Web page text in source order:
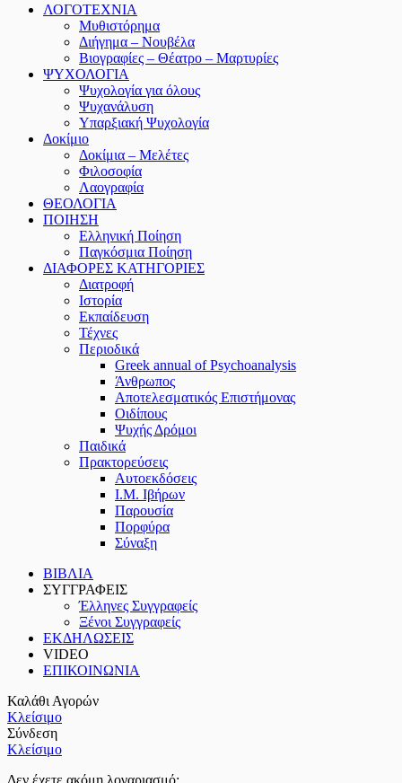
ΛΟΓΟΤΕΧΝΙΑ
Μυθιστόρημα
Διήγημα – Νουβέλα
Βιογραφίες – Θέατρο – Μαρτυρίες
ΨΥΧΟΛΟΓΙΑ
Ψυχολογία για όλους
Ψυχανάλυση
Υπαρξιακή Ψυχολογία
Δοκίμιο
Δοκίμια – Μελέτες
Φιλοσοφία
Λαογραφία
ΘΕΟΛΟΓΙΑ
ΠΟΙΗΣΗ
Ελληνική Ποίηση
Παγκόσμια Ποίηση
ΔΙΑΦΟΡΕΣ ΚΑΤΗΓΟΡΙΕΣ
Διατροφή
Ιστορία
Εκπαίδευση
Τέχνες
Περιοδικά
Greek annual of Psychoanalysis
Άνθρωπος
Αποτελεσματικός Επιστήμονας
Οιδίπους
Ψυχής Δρόμοι
Παιδικά
Πρακτoρεύσεις
Αυτοεκδόσεις
Ι.Μ. Ιβήρων
Παρουσία
Πορφύρα
Σύναξη
ΒΙΒΛΙΑ
ΣΥΓΓΡΑΦΕΙΣ
Έλληνες Συγγραφείς
Ξένοι Συγγραφείς
ΕΚΔΗΛΩΣΕΙΣ
VIDEO
ΕΠΙΚΟΙΝΩΝΙΑ
Καλάθι Αγορών
Κλείσιμο
Σύνδεση
Κλείσιμο
Δεν έχετε ακόμη λογαριασμό;